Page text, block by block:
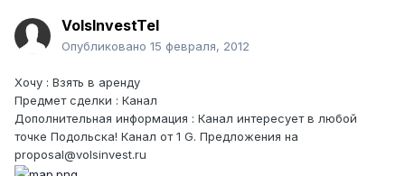
VolsInvestTel
Опубликовано 15 февраля, 2012
Хочу : Взять в аренду
Предмет сделки : Канал
Дополнительная информация : Канал интересует в любой
точке Подольска! Канал от 1 G. Предложения на
proposal@volsinvest.ru